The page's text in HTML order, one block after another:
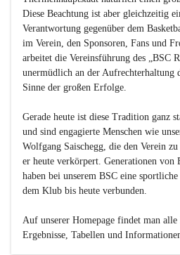
Diese Beachtung ist aber gleichzeitig
Verantwortung gegenüber dem
im Verein, den Sponsoren, Fans und
arbeitet die Vereinsführung des „BSC
unermüdlich an der Aufrechterhaltung
Sinne der großen Erfolge.
Gerade heute ist diese Tradition ganz
und sind engagierte Menschen wie
Wolfgang Saischegg, die den Verein
er heute verkörpert. Generationen von
haben bei unserem BSC eine
dem Klub bis heute verbunden.
Auf unserer Homepage findet man
Ergebnisse, Tabellen und